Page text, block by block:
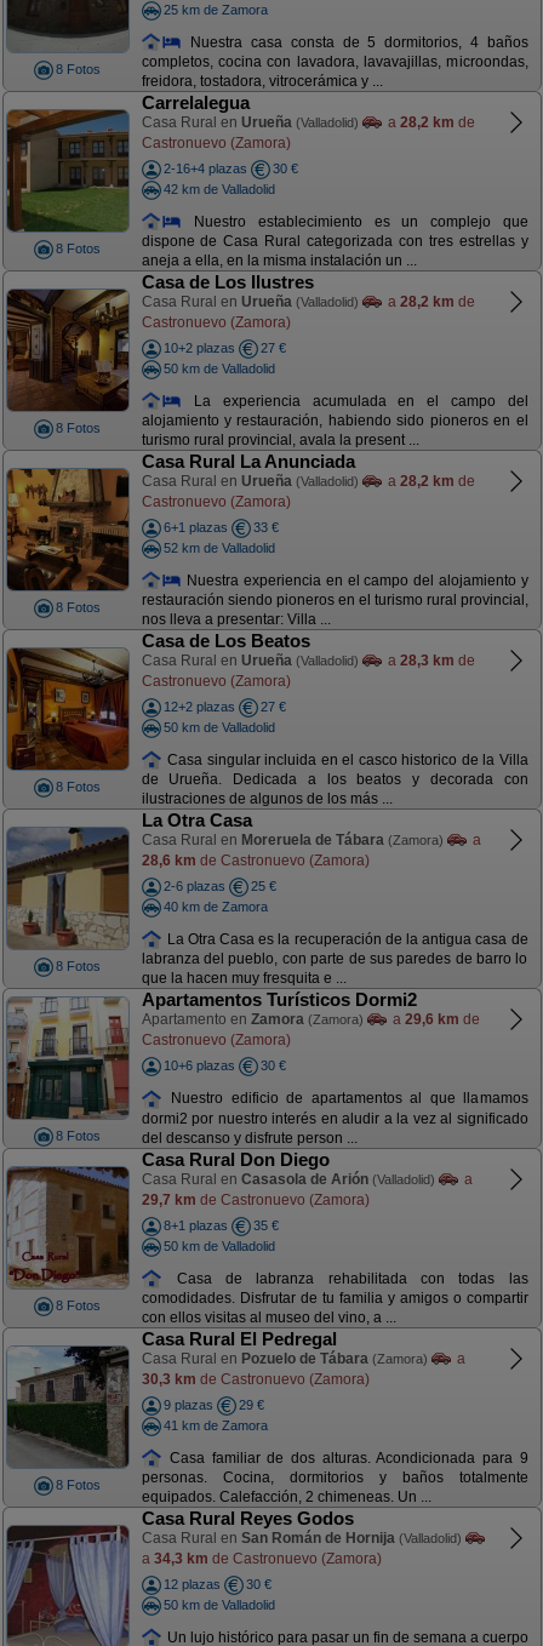
8 Fotos
25 km de Zamora
Nuestra casa consta de 5 dormitorios, 4 baños
completos, cocina con lavadora, lavavajillas, microondas,
freidora, tostadora, vitrocerámica y ...
8 Fotos
Carrelalegua
Casa Rural en Urueña (Valladolid) a 28,2 km de
Castronuevo (Zamora)
2-16+4 plazas
30 €
42 km de Valladolid
Nuestro establecimiento es un complejo que
dispone de Casa Rural categorizada con tres estrellas y
aneja a ella, en la misma instalación un ...
8 Fotos
Casa de Los Ilustres
Casa Rural en Urueña (Valladolid) a 28,2 km de
Castronuevo (Zamora)
10+2 plazas
27 €
50 km de Valladolid
La experiencia acumulada en el campo del
alojamiento y restauración, habiendo sido pioneros en el
turismo rural provincial, avala la present ...
8 Fotos
Casa Rural La Anunciada
Casa Rural en Urueña (Valladolid) a 28,2 km de
Castronuevo (Zamora)
6+1 plazas
33 €
52 km de Valladolid
Nuestra experiencia en el campo del alojamiento y
restauración siendo pioneros en el turismo rural provincial,
nos lleva a presentar: Villa ...
8 Fotos
Casa de Los Beatos
Casa Rural en Urueña (Valladolid) a 28,3 km de
Castronuevo (Zamora)
12+2 plazas
27 €
50 km de Valladolid
Casa singular incluida en el casco historico de la Villa
de Urueña. Dedicada a los beatos y decorada con
ilustraciones de algunos de los más ...
8 Fotos
La Otra Casa
Casa Rural en Moreruela de Tábara (Zamora)
a
28,6 km de Castronuevo (Zamora)
2-6 plazas
25 €
40 km de Zamora
La Otra Casa es la recuperación de la antigua casa de
labranza del pueblo, con parte de sus paredes de barro lo
que la hacen muy fresquita e ...
8 Fotos
Apartamentos Turísticos Dormi2
Apartamento en Zamora (Zamora) a 29,6 km de
Castronuevo (Zamora)
10+6 plazas 30 €
Nuestro edificio de apartamentos al que llamamos
dormi2 por nuestro interés en aludir a la vez al significado
del descanso y disfrute person ...
8 Fotos
Casa Rural Don Diego
Casa Rural en Casasola de Arión (Valladolid)
a
29,7 km de Castronuevo (Zamora)
8+1 plazas
35 €
50 km de Valladolid
Casa de labranza rehabilitada con todas las
comodidades. Disfrutar de tu familia y amigos o compartir
con ellos visitas al museo del vino, a ...
8 Fotos
Casa Rural El Pedregal
Casa Rural en Pozuelo de Tábara (Zamora)
a
30,3 km de Castronuevo (Zamora)
9 plazas
29 €
41 km de Zamora
Casa familiar de dos alturas. Acondicionada para 9
personas. Cocina, dormitorios y baños totalmente
equipados. Calefacción, 2 chimeneas. Un ...
Casa Rural Reyes Godos
Casa Rural en San Román de Hornija (Valladolid)
a 34,3 km de Castronuevo (Zamora)
12 plazas
30 €
50 km de Valladolid
Un lujo histórico para pasar un fin de semana a cuerpo